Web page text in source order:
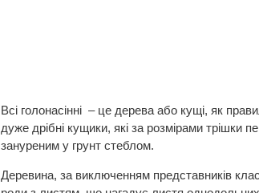
Всі голонасінні – це дерева або кущі, як
дуже дрібні кущики, які за розмірами
зануреним у грунт стеблом.
Деревина, за виключенням представників